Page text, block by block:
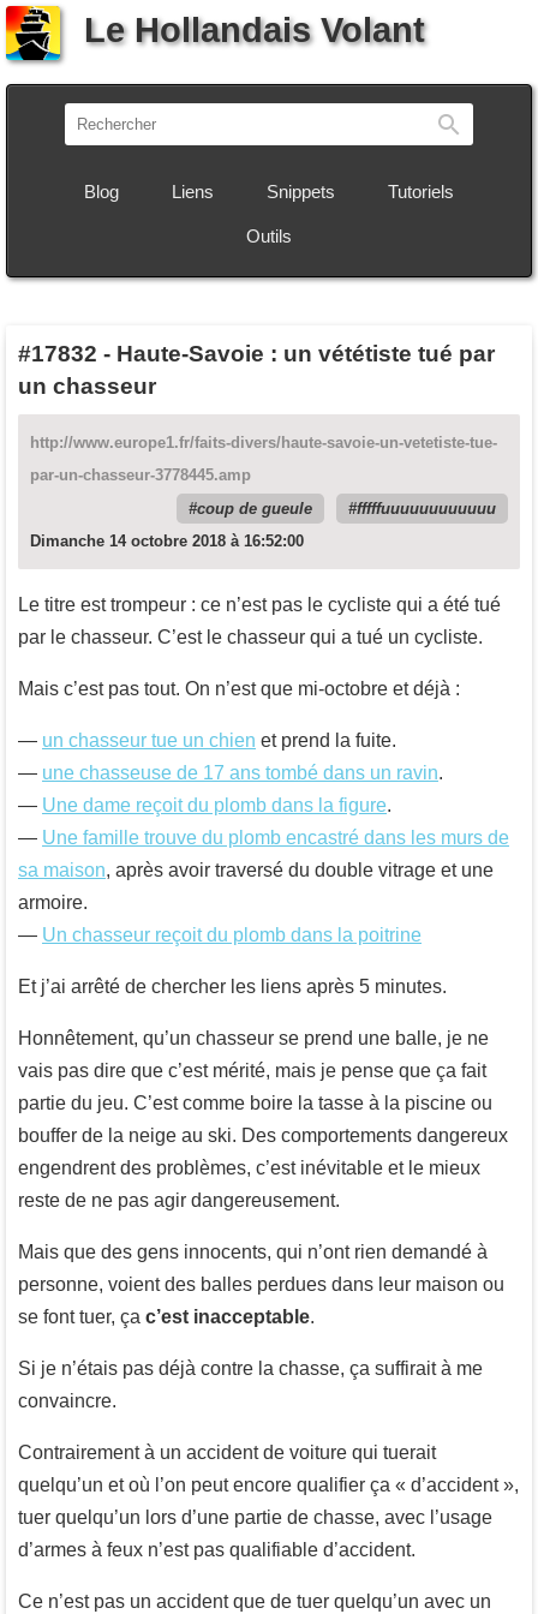
Le Hollandais Volant
Blog Liens Snippets Tutoriels
Outils
#17832 - Haute-Savoie : un vététiste tué par
un chasseur
http://www.europe1.fr/faits-divers/haute-savoie-un-vetetiste-tue-
par-un-chasseur-3778445.amp
coup de gueule
fffffuuuuuuuuuuuu
Dimanche 14 octobre 2018 à 16:52:00
Le titre est trompeur : ce n’est pas le cycliste qui a été tué
par le chasseur. C’est le chasseur qui a tué un cycliste.
Mais c’est pas tout. On n’est que mi-octobre et déjà :
— un chasseur tue un chien et prend la fuite.
— une chasseuse de 17 ans tombé dans un ravin.
— Une dame reçoit du plomb dans la figure.
— Une famille trouve du plomb encastré dans les murs de
sa maison, après avoir traversé du double vitrage et une
armoire.
— Un chasseur reçoit du plomb dans la poitrine
Et j’ai arrêté de chercher les liens après 5 minutes.
Honnêtement, qu’un chasseur se prend une balle, je ne
vais pas dire que c’est mérité, mais je pense que ça fait
partie du jeu. C’est comme boire la tasse à la piscine ou
bouffer de la neige au ski. Des comportements dangereux
engendrent des problèmes, c’est inévitable et le mieux
reste de ne pas agir dangereusement.
Mais que des gens innocents, qui n’ont rien demandé à
personne, voient des balles perdues dans leur maison ou
se font tuer, ça c’est inacceptable.
Si je n’étais pas déjà contre la chasse, ça suffirait à me
convaincre.
Contrairement à un accident de voiture qui tuerait
quelqu’un et où l’on peut encore qualifier ça « d’accident »,
tuer quelqu’un lors d’une partie de chasse, avec l’usage
d’armes à feux n’est pas qualifiable d’accident.
Ce n’est pas un accident que de tuer quelqu’un avec un